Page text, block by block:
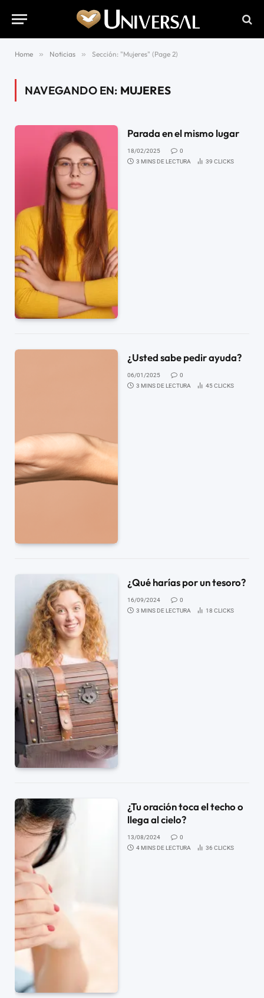
Home » Noticias » Sección: "Mujeres" (Page 2)
NAVEGANDO EN: MUJERES
Parada en el mismo lugar
18/02/2025
0
3 MINS DE LECTURA
39CLICKS
¿Usted sabe pedir ayuda?
06/01/2025
0
3 MINS DE LECTURA
45CLICKS
¿Qué harías por un tesoro?
16/09/2024
0
3 MINS DE LECTURA
18CLICKS
¿Tu oración toca el techo o
llega al cielo?
13/08/2024
0
4 MINS DE LECTURA
36CLICKS